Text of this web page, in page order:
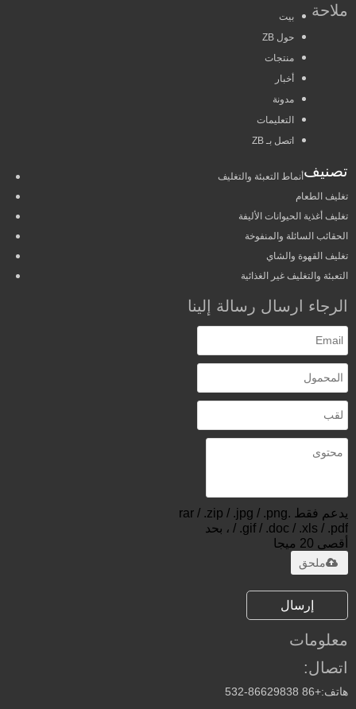
ملاحة
بيت
حول ZB
منتجات
أخبار
مدونة
التعليمات
اتصل بـ ZB
تصنيفأنماط التعبئة والتغليف
تغليف الطعام
تغليف أغذية الحيوانات الأليفة
الحقائب السائلة والمنفوخة
تغليف القهوة والشاي
التعبئة والتغليف غير الغذائية
الرجاء ارسال رسالة إلينا
يدعم فقط .rar / .zip / .jpg / .png
/ .gif / .doc / .xls / .pdf ، بحد
أقصى 20 ميجا
ملحق
إرسال
معلومات
اتصال:
هاتف:+86 532-86629838